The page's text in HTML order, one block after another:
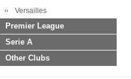
Versailles
Premier League
Serie A
Other Clubs